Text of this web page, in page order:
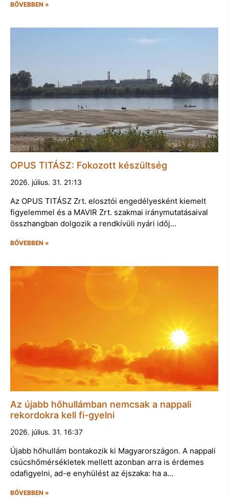
BŐVEBBEN »
OPUS TITÁSZ: Fokozott készültség
2026. július. 31. 21:13
Az OPUS TITÁSZ Zrt. elosztói engedélyesként kiemelt
figyelemmel és a MAVIR Zrt. szakmai iránymutatásaival
összhangban dolgozik a rendkívüli nyári időj…
BŐVEBBEN »
Az újabb hőhullámban nemcsak a nappali
rekordokra kell fi-gyelni
2026. július. 31. 16:37
Újabb hőhullám bontakozik ki Magyarországon. A nappali
csúcshőmérsékletek mellett azonban arra is érdemes
odafigyelni, ad-e enyhülést az éjszaka: ha a…
BŐVEBBEN »